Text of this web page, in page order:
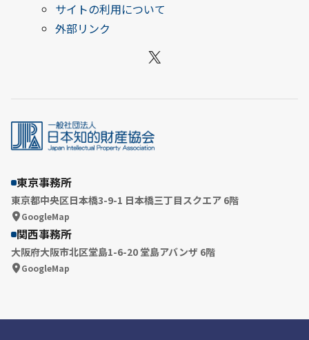
サイトの利用について
外部リンク
X
東京事務所
東京都中央区日本橋3-9-1 日本橋三丁目スクエア 6階
GoogleMap
関西事務所
大阪府大阪市北区堂島1-6-20 堂島アバンザ 6階
GoogleMap